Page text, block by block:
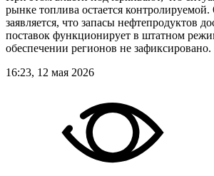
рынке топлива остается
заявляется, что запасы нефтепродуктов
поставок функционирует в штатном
обеспечении регионов не зафиксировано.
16:23, 12 мая 2026